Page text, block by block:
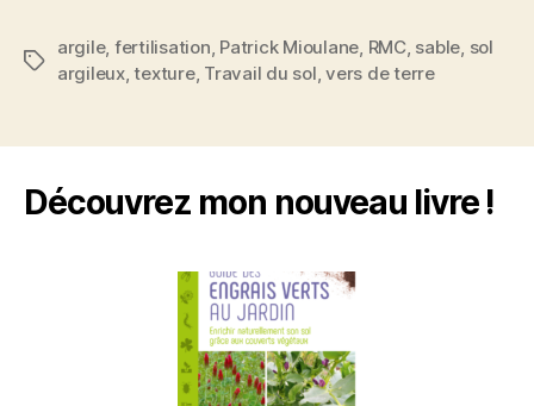
Étiquettes
argile, fertilisation, Patrick Mioulane, RMC, sable, sol
argileux,texture, Travail du sol,vers de terre
Découvrez mon nouveau livre !